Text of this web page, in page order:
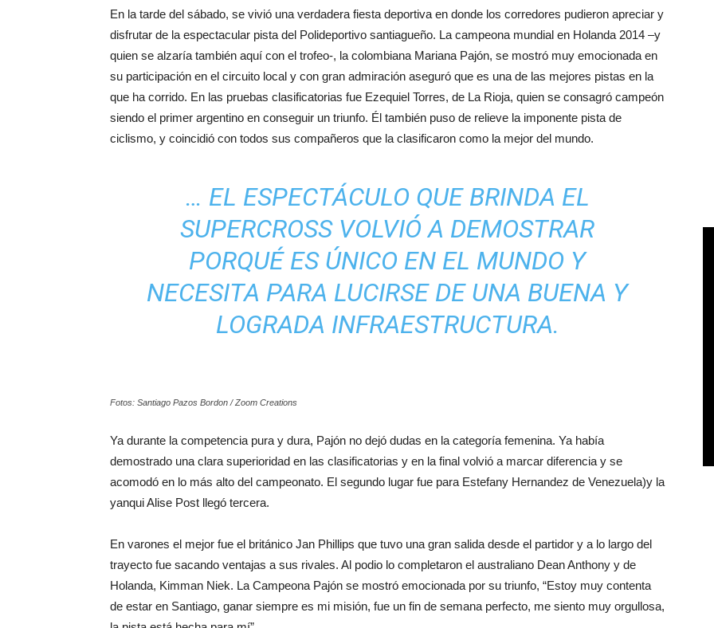
En la tarde del sábado, se vivió una verdadera fiesta deportiva en donde los corredores pudieron apreciar y
disfrutar de la espectacular pista del Polideportivo santiagueño. La campeona mundial en Holanda 2014 –y
quien se alzaría también aquí con el trofeo-, la colombiana Mariana Pajón, se mostró muy emocionada en
su participación en el circuito local y con gran admiración aseguró que es una de las mejores pistas en la
que ha corrido. En las pruebas clasificatorias fue Ezequiel Torres, de La Rioja, quien se consagró campeón
siendo el primer argentino en conseguir un triunfo. Él también puso de relieve la imponente pista de
ciclismo, y coincidió con todos sus compañeros que la clasificaron como la mejor del mundo.
… EL ESPECTÁCULO QUE BRINDA EL
SUPERCROSS VOLVIÓ A DEMOSTRAR
PORQUÉ ES ÚNICO EN EL MUNDO Y
NECESITA PARA LUCIRSE DE UNA BUENA Y
LOGRADA INFRAESTRUCTURA.
Fotos: Santiago Pazos Bordon / Zoom Creations
Ya durante la competencia pura y dura, Pajón no dejó dudas en la categoría femenina. Ya había
demostrado una clara superioridad en las clasificatorias y en la final volvió a marcar diferencia y se
acomodó en lo más alto del campeonato. El segundo lugar fue para Estefany Hernandez de Venezuela)y la
yanqui Alise Post llegó tercera.
En varones el mejor fue el británico Jan Phillips que tuvo una gran salida desde el partidor y a lo largo del
trayecto fue sacando ventajas a sus rivales. Al podio lo completaron el australiano Dean Anthony y de
Holanda, Kimman Niek. La Campeona Pajón se mostró emocionada por su triunfo, “Estoy muy contenta
de estar en Santiago, ganar siempre es mi misión, fue un fin de semana perfecto, me siento muy orgullosa,